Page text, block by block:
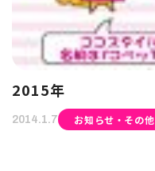
2015年
2014.1.7 お知らせ・その他